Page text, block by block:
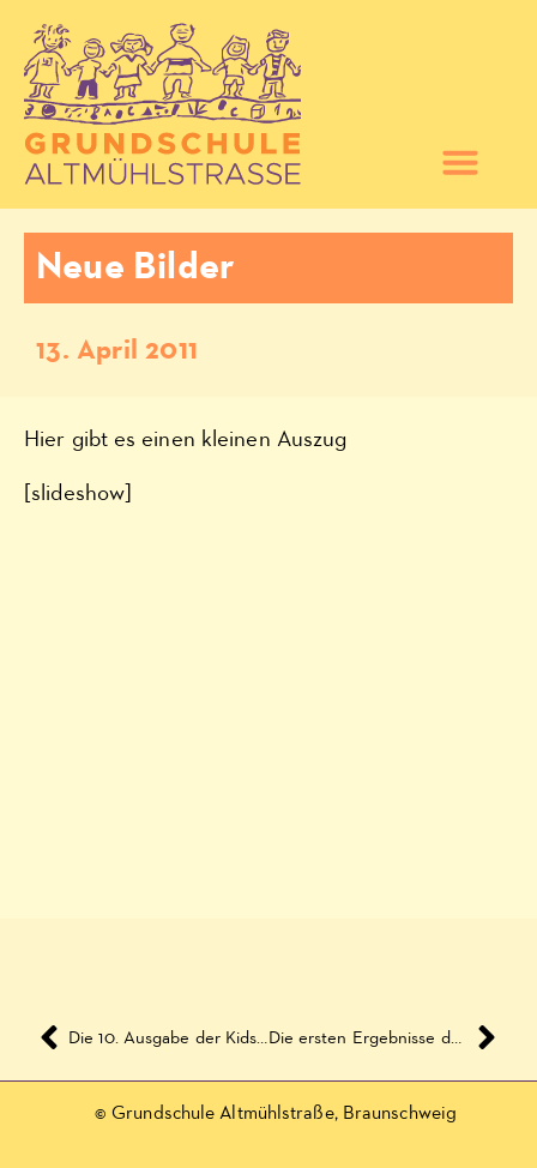
Neue Bilder
13. April 2011
Hier gibt es einen kleinen Auszug
[slideshow]
© Grundschule Altmühlstraße, Braunschweig